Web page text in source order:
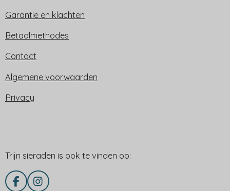
Garantie en klachten
Betaalmethodes
Contact
Algemene voorwaarden
Privacy
Trijn sieraden is ook te vinden op:
F
I